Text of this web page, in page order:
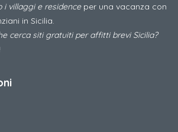
i villaggi e residenceper una vacanza con
in Sicilia.
cerca siti gratuiti per affitti brevi Sicilia?